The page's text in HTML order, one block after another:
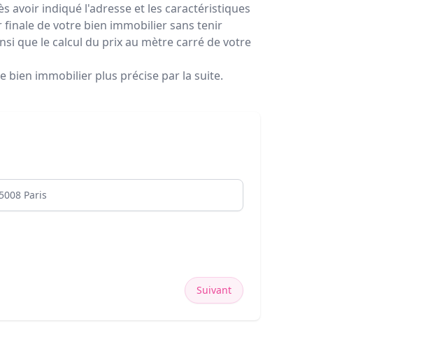
avoir indiqué l'adresse et les caractéristiques
de votre bien immobilier sans tenir
que le calcul du prix au mètre carré de votre
bien immobilier plus précise par la suite.
Suivant